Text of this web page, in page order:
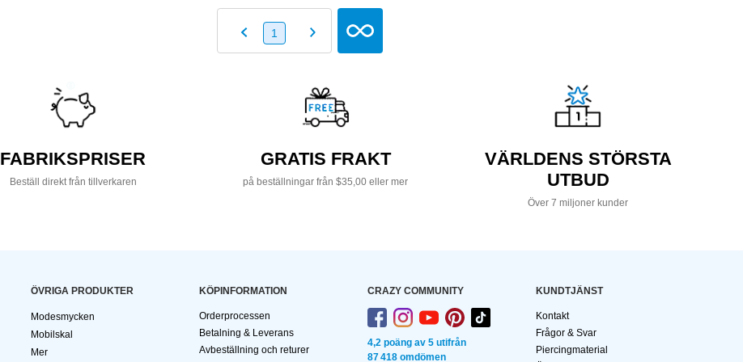
1
FABRIKSPRISER
Beställ direkt från tillverkaren
GRATIS FRAKT
på beställningar från $35,00 eller mer
VÄRLDENS STÖRSTA
UTBUD
Över 7 miljoner kunder
ÖVRIGA PRODUKTER
Modesmycken
Mobilskal
Mer
KÖPINFORMATION
Orderprocessen
Betalning & Leverans
Avbeställning och returer
CRAZY COMMUNITY
4,2 poäng av 5 utifrån
87 418 omdömen
KUNDTJÄNST
Kontakt
Frågor & Svar
Piercingmaterial